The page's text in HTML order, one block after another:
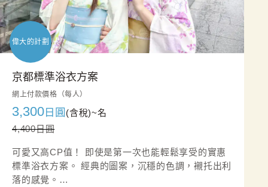
偉大的計劃
京都標準浴衣方案
網上付款價格（每人）
3,300 日圓 (含稅)~名
4,400日圓
可愛又高CP值！ 即使是第一次也能輕鬆享受的實惠
標準浴衣方案。 經典的圖案，沉穩的色調，襯托出利
落的感覺。